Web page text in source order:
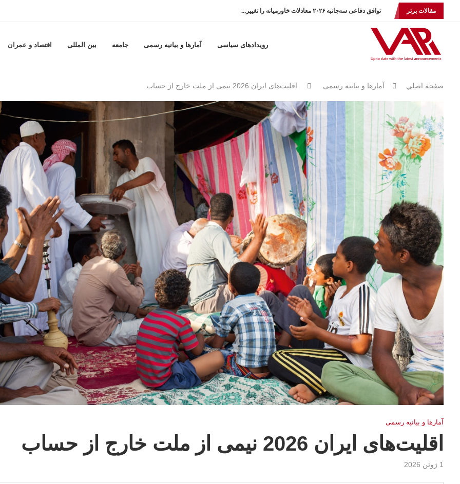
مقالات برتر توافق دفاعی سه‌جانبه ۲۰۲۶ معادلات خاورمیانه را تغییر...
رویدادهای سیاسی آمارها و بيانيه رسمى جامعه بين المللى اقتصاد و عمران
صفحة اصلي آمارها و بيانيه رسمى اقلیت‌های ایران 2026 نیمی از ملت خارج از حساب
آمارها و بيانيه رسمى
اقلیت‌های ایران 2026 نیمی از ملت خارج از حساب
1 ژوئن 2026